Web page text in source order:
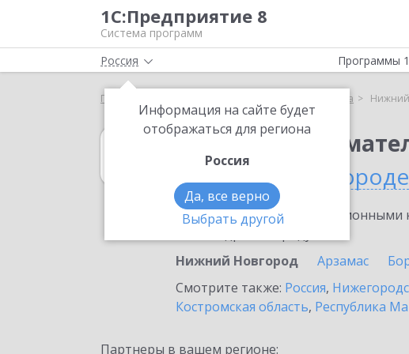
1С:Предприятие 8
Система программ
Россия
Информация на сайте будет
отображаться для региона
Россия
Да, все верно
Выбрать другой
Программы
Главная Выбор партнёра
в Нижнем Новгороде
Ознакомьтесь с информационными
Нижний Новгород
Арзамас
Смотрите также: Россия,
Костромская область, Республика
Партнеры в вашем регионе: